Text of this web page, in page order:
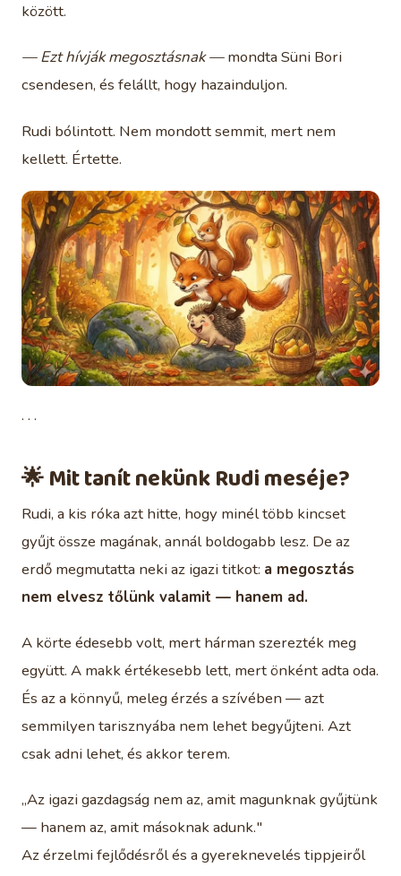
között.
— Ezt hívják megosztásnak —mondta Süni Bori
csendesen, és felállt, hogy hazainduljon.
Rudi bólintott. Nem mondott semmit, mert nem
kellett. Értette.
· · ·
🌟 Mit tanít nekünk Rudi meséje?
Rudi, a kis róka azt hitte, hogy minél több kincset
gyűjt össze magának, annál boldogabb lesz. De az
erdő megmutatta neki az igazi titkot: a megosztás
nem elvesz tőlünk valamit — hanem ad.
A körte édesebb volt, mert hárman szerezték meg
együtt. A makk értékesebb lett, mert önként adta oda.
És az a könnyű, meleg érzés a szívében — azt
semmilyen tarisznyába nem lehet begyűjteni. Azt
csak adni lehet, és akkor terem.
„Az igazi gazdagság nem az, amit magunknak gyűjtünk
— hanem az, amit másoknak adunk."
Az érzelmi fejlődésről és a gyereknevelés tippjeiről